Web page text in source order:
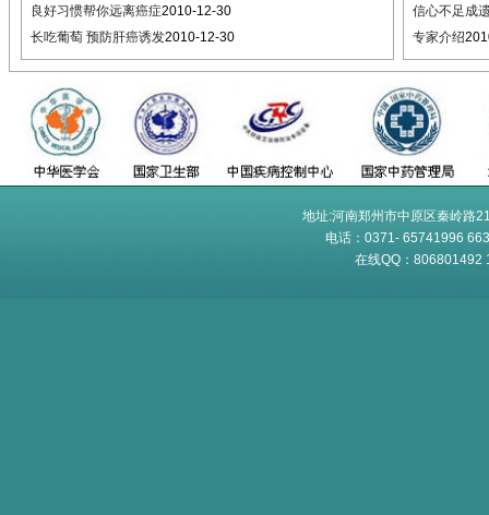
良好习惯帮你远离癌症2010-12-30
长吃葡萄 预防肝癌诱发2010-12-30
信心不足成
专家介绍
地址:河南郑州市中原区秦岭路
电话：0371- 65741996
在线QQ：806801492